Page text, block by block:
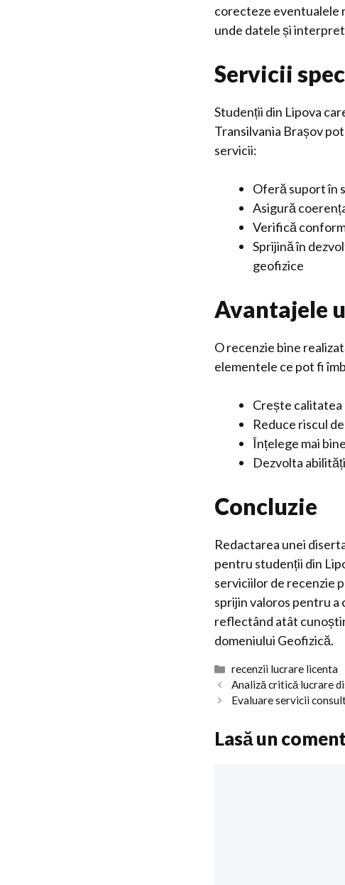
corecteze eventualele
unde datele și
Servicii
Studenții din Lipova
Transilvania Brașov
servicii:
Oferă suport în
Asigură
Verifică
Sprijină în
geofizice
Avantajele
O recenzie bine
elementele ce pot fi
Crește calitatea
Reduce riscul
Înțelege mai
Dezvolta
Concluzie
Redactarea unei
pentru studenții din
serviciilor de recenzie
sprijin valoros pentru a
reflectând atât
domeniului Geofizică.
Categorii
recenzii lucrare licenta
Analiză critică lucrare
Evaluare servicii
Lasă un